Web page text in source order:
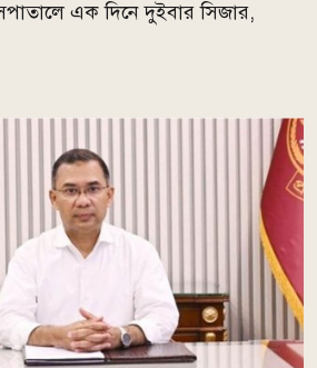
এক দিনে দুইবার সিজার,